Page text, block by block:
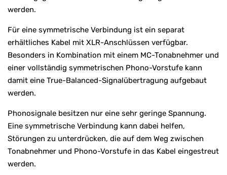
werden.
Für eine symmetrische Verbindung ist ein separat
erhältliches Kabel mit XLR-Anschlüssen verfügbar.
Besonders in Kombination mit einem MC-Tonabnehmer und
einer vollständig symmetrischen Phono-Vorstufe kann
damit eine True-Balanced-Signalübertragung aufgebaut
werden.
Phonosignale besitzen nur eine sehr geringe Spannung.
Eine symmetrische Verbindung kann dabei helfen,
Störungen zu unterdrücken, die auf dem Weg zwischen
Tonabnehmer und Phono-Vorstufe in das Kabel eingestreut
werden.